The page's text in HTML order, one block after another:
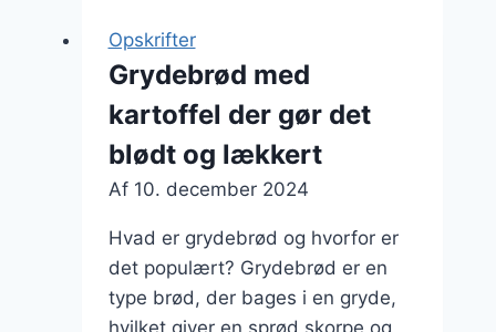
Opskrifter
Grydebrød med
kartoffel der gør det
blødt og lækkert
Af 10. december 2024
Hvad er grydebrød og hvorfor er
det populært? Grydebrød er en
type brød, der bages i en gryde,
hvilket giver en sprød skorpe og